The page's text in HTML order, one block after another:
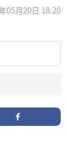
05月20日 18:20